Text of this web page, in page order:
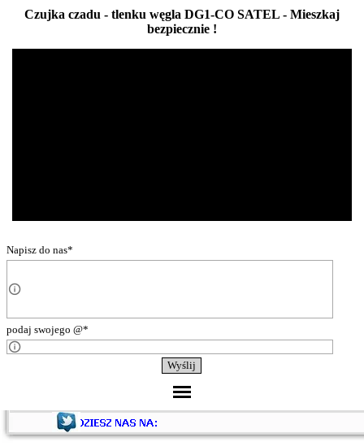
Czujka czadu - tlenku węgla DG1-CO SATEL - Mieszkaj
bezpiecznie !
Napisz do nas*
podaj swojego @*
wpisz swój @